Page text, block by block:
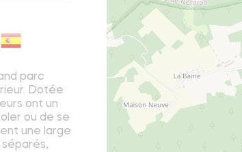
parc
Dotée
ont un
ou de se
une large